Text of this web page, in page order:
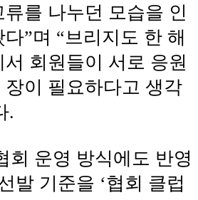
를 나누던 모습을 인
”며 “브리지도 한 해
회원들이 서로 응원
이 필요하다고 생각
.
회 운영 방식에도 반영
발 기준을 ‘협회 클럽